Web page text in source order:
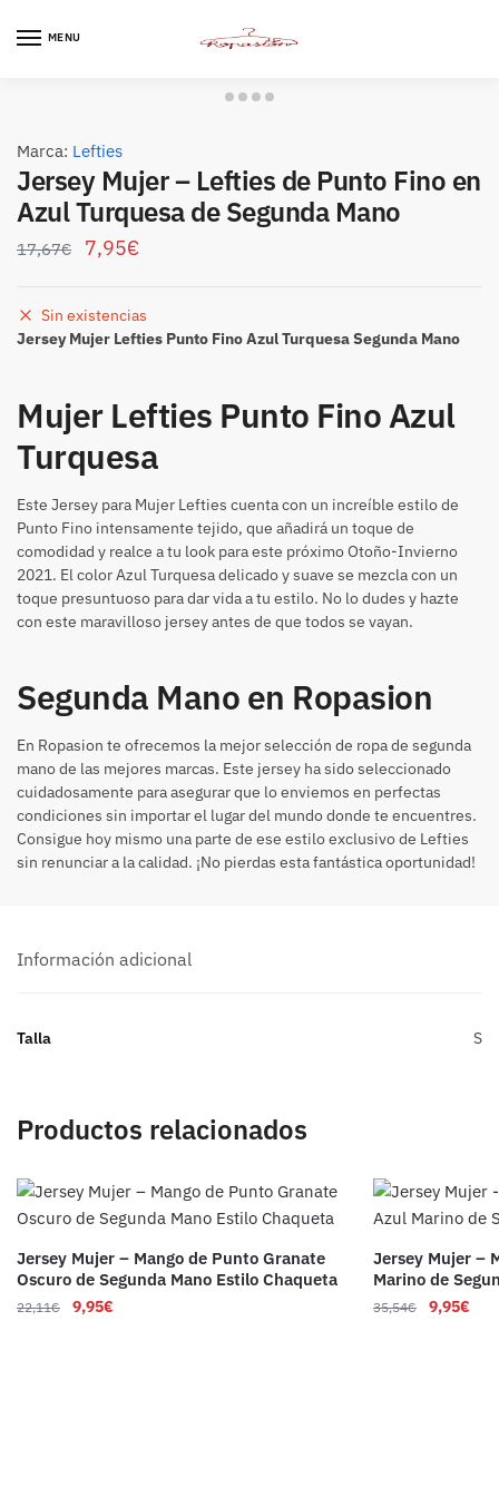
MENU
Marca: Lefties
Jersey Mujer – Lefties de Punto Fino en
Azul Turquesa de Segunda Mano
17,67€ 7,95€
Sin existencias
Jersey Mujer Lefties Punto Fino Azul Turquesa Segunda Mano
Mujer Lefties Punto Fino Azul
Turquesa
Este Jersey para Mujer Lefties cuenta con un increíble estilo de
Punto Fino intensamente tejido, que añadirá un toque de
comodidad y realce a tu look para este próximo Otoño-Invierno
2021. El color Azul Turquesa delicado y suave se mezcla con un
toque presuntuoso para dar vida a tu estilo. No lo dudes y hazte
con este maravilloso jersey antes de que todos se vayan.
Segunda Mano en Ropasion
En Ropasion te ofrecemos la mejor selección de ropa de segunda
mano de las mejores marcas. Este jersey ha sido seleccionado
cuidadosamente para asegurar que lo enviemos en perfectas
condiciones sin importar el lugar del mundo donde te encuentres.
Consigue hoy mismo una parte de ese estilo exclusivo de Lefties
sin renunciar a la calidad. ¡No pierdas esta fantástica oportunidad!
Información adicional
Talla S
Productos relacionados
Jersey Mujer – Mango de Punto Granate
Oscuro de Segunda Mano Estilo Chaqueta
22,11€ 9,95€
Jersey Mujer –
Marino de
35,54€ 9,95€